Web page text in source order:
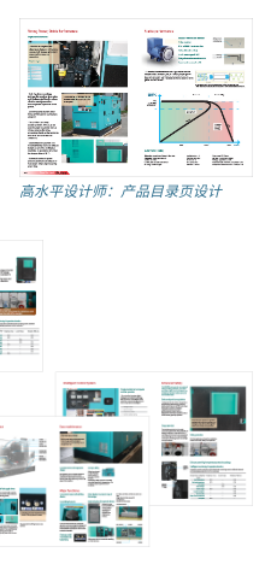
高水平设计师：产品目录页设计